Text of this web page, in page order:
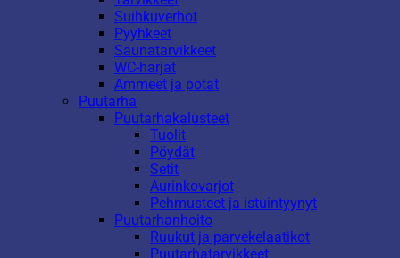
Suihkuverhot
Pyyhkeet
Saunatarvikkeet
WC-harjat
Ammeet ja potat
Puutarha
Puutarhakalusteet
Tuolit
Pöydät
Setit
Aurinkovarjot
Pehmusteet ja istuintyynyt
Puutarhanhoito
Ruukut ja parvekelaatikot
Puutarhatarvikkeet